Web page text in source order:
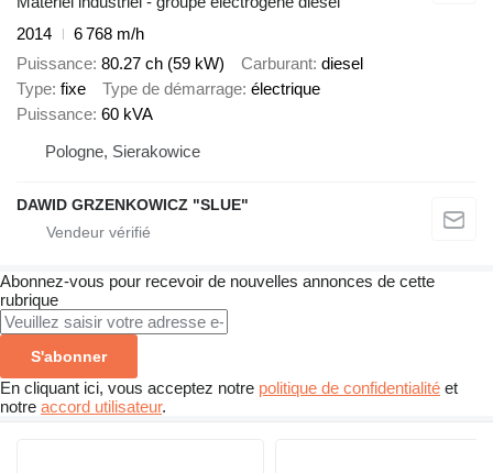
2014
6 768 m/h
Puissance 80.27 ch (59 kW) Carburant diesel
Type fixe Type de démarrage électrique
Puissance 60 kVA
Pologne, Sierakowice
DAWID GRZENKOWICZ "SLUE"
Abonnez-vous pour recevoir de nouvelles annonces de cette
rubrique
S'abonner
En cliquant ici, vous acceptez notre politique de confidentialité et
notre accord utilisateur.